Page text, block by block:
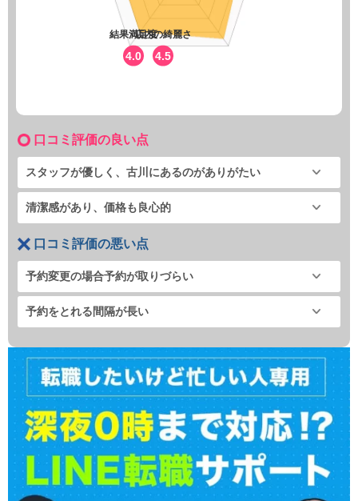
店内の綺麗さ
4.5
結果満足度
4.0
口コミ評価の良い点
スタッフが優しく、古川にあるのがありがたい
清潔感があり、価格も良心的
口コミ評価の悪い点
予約変更の場合予約が取りづらい
予約をとれる間隔が長い